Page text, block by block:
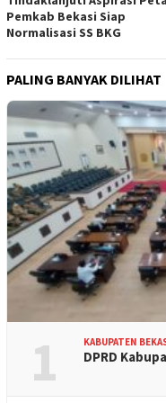
Pemkab Bekasi Siap
Normalisasi SS BKG
PALING BANYAK DILIHAT
1 KABUPATEN
DPRD